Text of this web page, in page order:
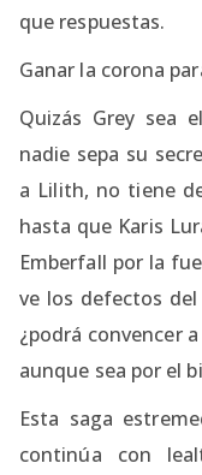
que respuestas.
Ganar la corona
Quizás Grey sea
nadie sepa su
a Lilith, no tiene
hasta que Karis
Emberfall por la
ve los defectos
¿podrá convencer
aunque sea por el
Esta saga
continúa con